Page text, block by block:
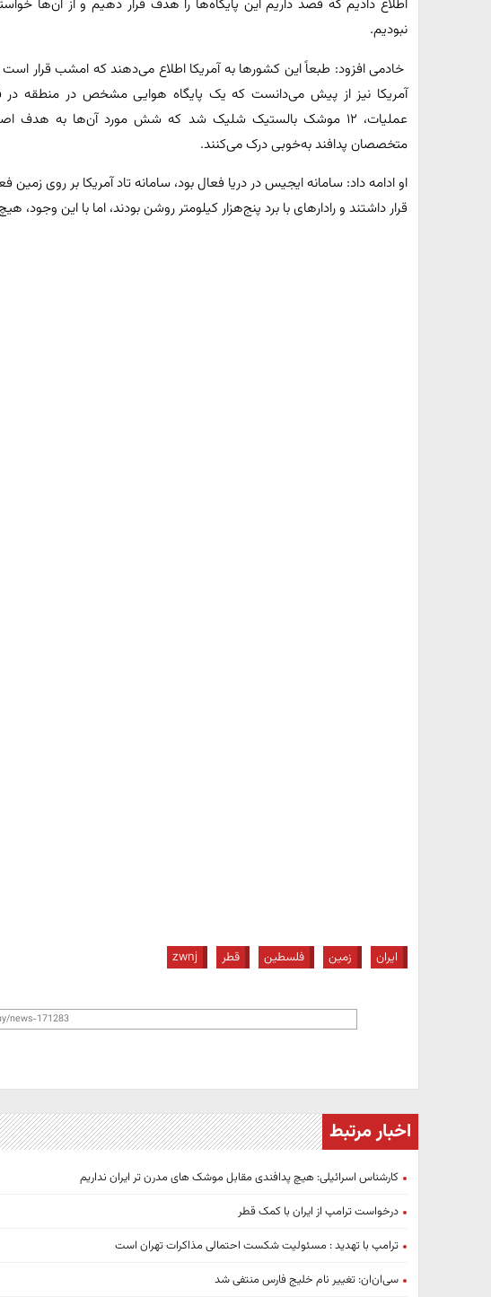
اطلاع دادیم که قصد داریم این پایگاه‌ها را هدف قرار دهیم و از آن‌ها
نبودیم.
خادمی افزود: طبعاً این کشورها به آمریکا اطلاع می‌دهند که امشب قرار است
آمریکا نیز از پیش می‌دانست که یک پایگاه هوایی مشخص در منطقه در
عملیات، ۱۲ موشک بالستیک شلیک شد که شش مورد آن‌ها به هدف
متخصصان پدافند به‌خوبی درک می‌کنند.
او ادامه داد: سامانه ایجیس در دریا فعال بود، سامانه تاد آمریکا بر روی زمین
قرار داشتند و رادارهای با برد پنج‌هزار کیلومتر روشن بودند، اما با این وجود،
ایران زمین فلسطین قطر zwnj
اخبار مرتبط
کارشناس اسرائیلی: هیچ پدافندی مقابل موشک های مدرن تر ایران نداریم
درخواست ترامپ از ایران با کمک قطر
ترامپ با تهدید : مسئولیت شکست احتمالی مذاکرات تهران است
سی‌ان‌ان: تغییر نام خلیج فارس منتفی شد